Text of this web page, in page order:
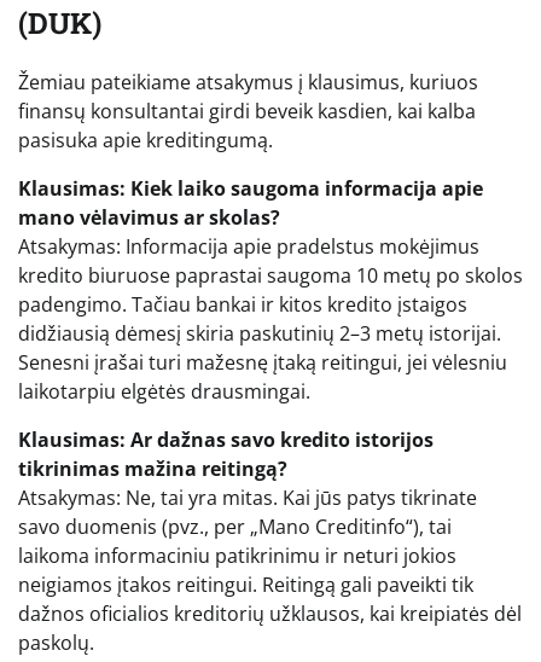
(DUK)
Žemiau pateikiame atsakymus į klausimus, kuriuos
finansų konsultantai girdi beveik kasdien, kai kalba
pasisuka apie kreditingumą.
Klausimas: Kiek laiko saugoma informacija apie
mano vėlavimus ar skolas?
Atsakymas: Informacija apie pradelstus mokėjimus
kredito biuruose paprastai saugoma 10 metų po skolos
padengimo. Tačiau bankai ir kitos kredito įstaigos
didžiausią dėmesį skiria paskutinių 2–3 metų istorijai.
Senesni įrašai turi mažesnę įtaką reitingui, jei vėlesniu
laikotarpiu elgėtės drausmingai.
Klausimas: Ar dažnas savo kredito istorijos
tikrinimas mažina reitingą?
Atsakymas: Ne, tai yra mitas. Kai jūs patys tikrinate
savo duomenis (pvz., per „Mano Creditinfo“), tai
laikoma informaciniu patikrinimu ir neturi jokios
neigiamos įtakos reitingui. Reitingą gali paveikti tik
dažnos oficialios kreditorių užklausos, kai kreipiatės dėl
paskolų.